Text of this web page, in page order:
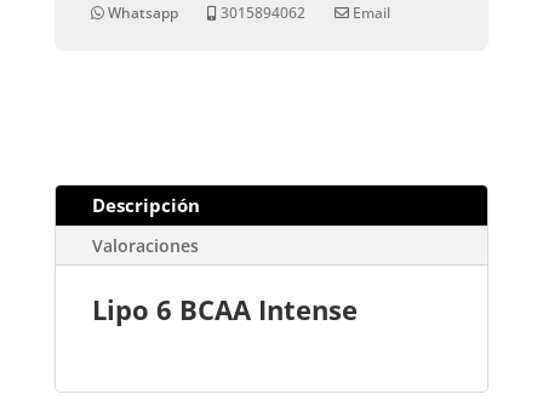
Whatsapp 3015894062 Email
Descripción
Valoraciones
Lipo 6 BCAA Intense